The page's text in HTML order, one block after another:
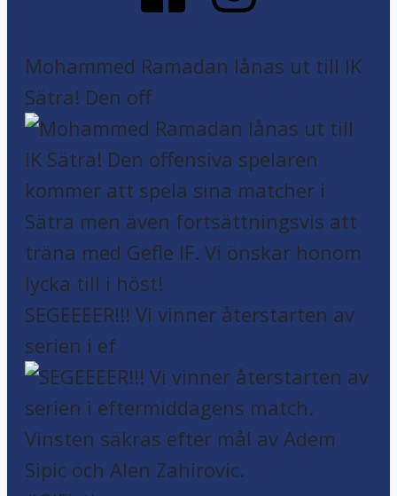
Mohammed Ramadan lånas ut till IK
Sätra! Den off
SEGEEEER!!! Vi vinner återstarten av
serien i ef